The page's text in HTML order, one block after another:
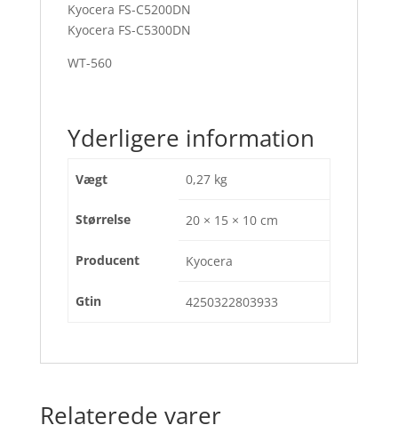
Kyocera FS-C5200DN
Kyocera FS-C5300DN
WT-560
Yderligere information
Vægt 0,27 kg
Størrelse 20 × 15 × 10 cm
Producent Kyocera
Gtin 4250322803933
Relaterede varer